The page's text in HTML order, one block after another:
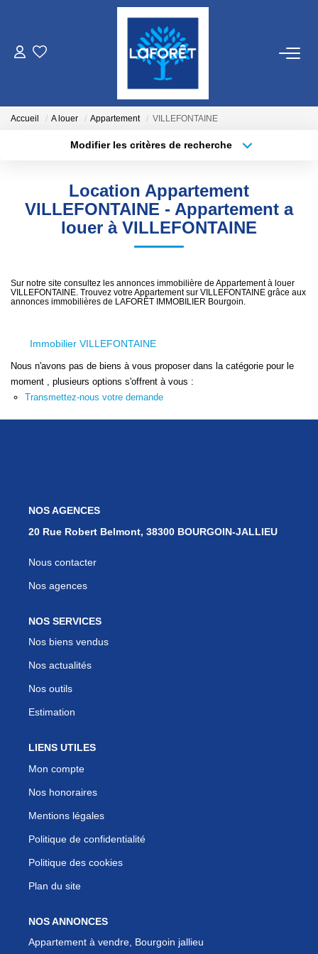
LOCATIONS
ESTIMATION
Nos Équipes
Avis Clients
Nos Actualités
PARRAINAGE
Accueil A louer Appartement VILLEFONTAINE
Modifier les critères de recherche
Surface min Budget max
Plus de critères Créer une alerte
Location Appartement
VILLEFONTAINE - Appartement a
louer à VILLEFONTAINE
Sur notre site consultez les annonces immobilière de Appartement à louer
VILLEFONTAINE. Trouvez votre Appartement sur VILLEFONTAINE grâce aux
annonces immobilières de LAFORÊT IMMOBILIER Bourgoin.
Immobilier VILLEFONTAINE
Nous n'avons pas de biens à vous proposer dans la catégorie pour le
moment , plusieurs options s'offrent à vous :
Transmettez-nous votre demande
NOS AGENCES
20 Rue Robert Belmont, 38300 BOURGOIN-JALLIEU
Nous contacter
Nos agences
NOS SERVICES
Nos biens vendus
Nos actualités
Nos outils
Estimation
LIENS UTILES
Mon compte
Nos honoraires
Mentions légales
Politique de confidentialité
Politique des cookies
Plan du site
NOS ANNONCES
Appartement à vendre, Bourgoin jallieu